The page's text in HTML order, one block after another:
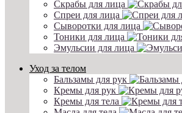
Скрабы для лица
Спреи для лица
Сыворотки для лица
Тоники для лица
Эмульсии для лица
Уход за телом
Бальзамы для рук
Кремы для рук
Кремы для тела